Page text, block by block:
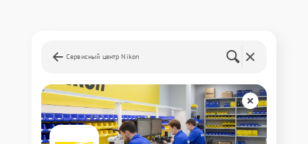
Сервисный центр Nikon